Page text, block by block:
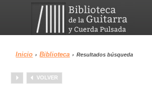
Menu
Inicio › Biblioteca › Resultados búsqueda
VOLVER